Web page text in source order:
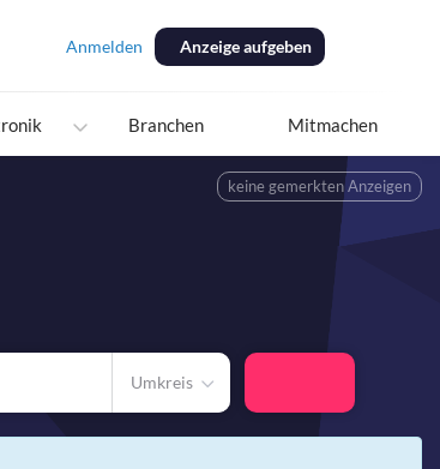
Anmelden Anzeige aufgeben
Branchen Mitmachen
keine gemerkten Anzeigen
Umkreis